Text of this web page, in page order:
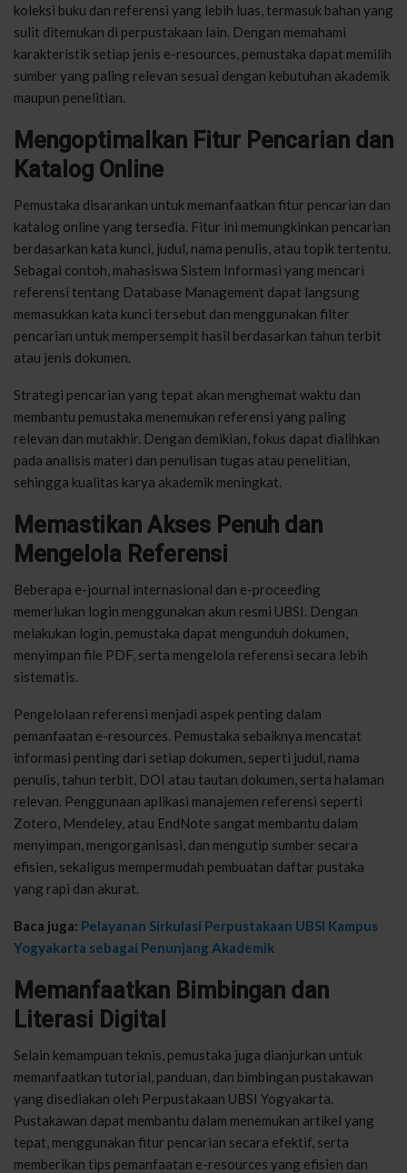
koleksi buku dan referensi yang lebih luas, termasuk bahan yang
sulit ditemukan di perpustakaan lain. Dengan memahami
karakteristik setiap jenis e-resources, pemustaka dapat memilih
sumber yang paling relevan sesuai dengan kebutuhan akademik
maupun penelitian.
Mengoptimalkan Fitur Pencarian dan
Katalog Online
Pemustaka disarankan untuk memanfaatkan fitur pencarian dan
katalog online yang tersedia. Fitur ini memungkinkan pencarian
berdasarkan kata kunci, judul, nama penulis, atau topik tertentu.
Sebagai contoh, mahasiswa Sistem Informasi yang mencari
referensi tentang Database Management dapat langsung
memasukkan kata kunci tersebut dan menggunakan filter
pencarian untuk mempersempit hasil berdasarkan tahun terbit
atau jenis dokumen.
Strategi pencarian yang tepat akan menghemat waktu dan
membantu pemustaka menemukan referensi yang paling
relevan dan mutakhir. Dengan demikian, fokus dapat dialihkan
pada analisis materi dan penulisan tugas atau penelitian,
sehingga kualitas karya akademik meningkat.
Memastikan Akses Penuh dan
Mengelola Referensi
Beberapa e-journal internasional dan e-proceeding
memerlukan login menggunakan akun resmi UBSI. Dengan
melakukan login, pemustaka dapat mengunduh dokumen,
menyimpan file PDF, serta mengelola referensi secara lebih
sistematis.
Pengelolaan referensi menjadi aspek penting dalam
pemanfaatan e-resources. Pemustaka sebaiknya mencatat
informasi penting dari setiap dokumen, seperti judul, nama
penulis, tahun terbit, DOI atau tautan dokumen, serta halaman
relevan. Penggunaan aplikasi manajemen referensi seperti
Zotero, Mendeley, atau EndNote sangat membantu dalam
menyimpan, mengorganisasi, dan mengutip sumber secara
efisien, sekaligus mempermudah pembuatan daftar pustaka
yang rapi dan akurat.
Baca juga: Pelayanan Sirkulasi Perpustakaan UBSI Kampus
Yogyakarta sebagai Penunjang Akademik
Memanfaatkan Bimbingan dan
Literasi Digital
Selain kemampuan teknis, pemustaka juga dianjurkan untuk
memanfaatkan tutorial, panduan, dan bimbingan pustakawan
yang disediakan oleh Perpustakaan UBSI Yogyakarta.
Pustakawan dapat membantu dalam menemukan artikel yang
tepat, menggunakan fitur pencarian secara efektif, serta
memberikan tips pemanfaatan e-resources yang efisien dan